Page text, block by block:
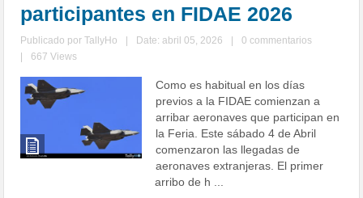
participantes en FIDAE 2026
Publicado porTallyHo Date: abril 05, 2026
0 commentarios
667 Views
Como es habitual en los días
previos a la FIDAE comienzan a
arribar aeronaves que participan en
la Feria. Este sábado 4 de Abril
comenzaron las llegadas de
aeronaves extranjeras. El primer
arribo de h ...